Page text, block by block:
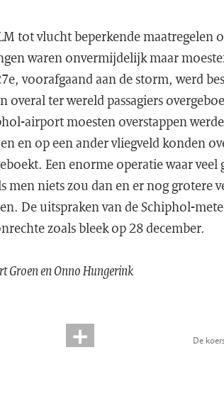
tot vlucht beperkende maatregelen
waren onvermijdelijk maar
voorafgaand aan de storm, werd
overal ter wereld passagiers
airport moesten overstappen
en op een ander vliegveld konden
Een enorme operatie waar veel
men niets zou dan en er nog grotere
De uitspraken van de Schiphol-
zoals bleek op 28 december.
Groen en Onno Hungerink
De